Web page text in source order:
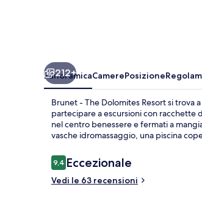
212+
PanoramicaCamerePosizione
Brunet - The Dolomites Resort si trova
partecipare a escursioni con racchette
nel centro benessere e fermati a
vasche idromassaggio, una piscina
Recensioni
9,49,4 su 10
Eccezionale
Vedi le 63 recensioni